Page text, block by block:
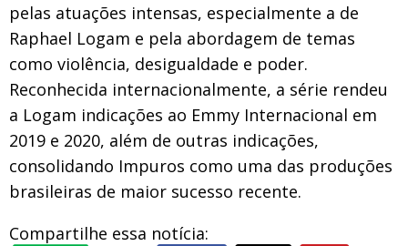
pelas atuações intensas, especialmente a de
Raphael Logam e pela abordagem de temas
como violência, desigualdade e poder.
Reconhecida internacionalmente, a série rendeu
a Logam indicações ao Emmy Internacional em
2019 e 2020, além de outras indicações,
consolidando Impuros como uma das produções
brasileiras de maior sucesso recente.
Compartilhe essa notícia: